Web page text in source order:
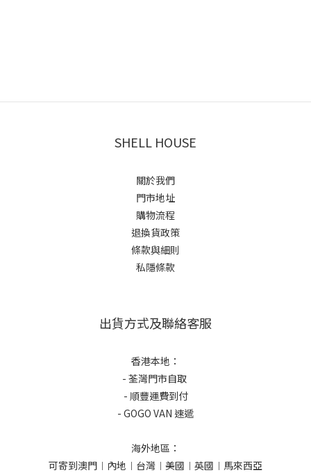
SHELL HOUSE
關於我們
門市地址
購物流程
退換貨政策
條款與細則
私隱條款
出貨方式及聯絡客服
香港本地：
- 荃灣門市自取
- 順豐運費到付
- GOGO VAN 速遞
海外地區：
可寄到澳門︱內地︱台灣︱美國︱英國︱馬來西亞